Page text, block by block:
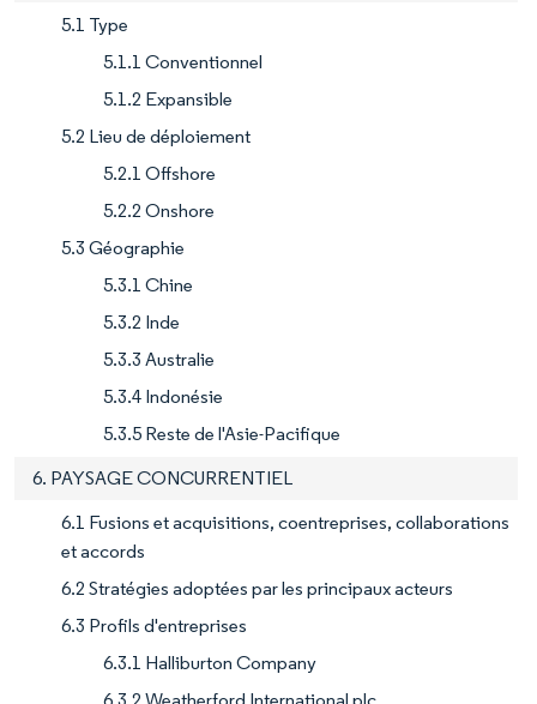
5.1 Type
5.1.1 Conventionnel
5.1.2 Expansible
5.2 Lieu de déploiement
5.2.1 Offshore
5.2.2 Onshore
5.3 Géographie
5.3.1 Chine
5.3.2 Inde
5.3.3 Australie
5.3.4 Indonésie
5.3.5 Reste de l'Asie-Pacifique
6. PAYSAGE CONCURRENTIEL
6.1 Fusions et acquisitions, coentreprises, collaborations
et accords
6.2 Stratégies adoptées par les principaux acteurs
6.3 Profils d'entreprises
6.3.1 Halliburton Company